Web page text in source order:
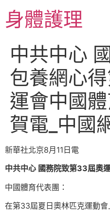
主身體護理
中共中心
包養網心
運會中國
賀電_中國
新華社北京8月11日電
中共中心 國務院致第33屆奧
中國體育代表團：
在第33屆夏日奧林匹克運動